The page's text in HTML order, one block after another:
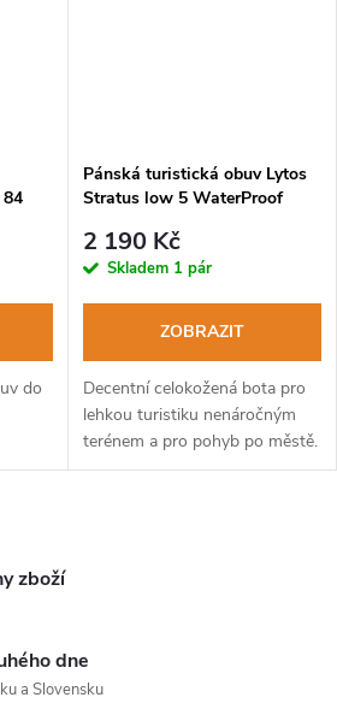
84
do
Pánská turistická obuv Lytos
Stratus low 5 WaterProof
2 190 Kč
Skladem 1 pár
ZOBRAZIT
Decentní celokožená bota pro
lehkou turistiku nenáročným
terénem a pro pohyb po městě.
zboží
dne
a Slovensku